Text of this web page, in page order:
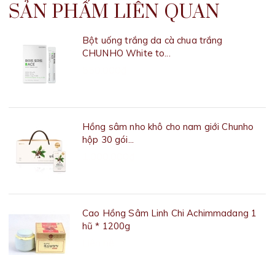
SẢN PHẨM LIÊN QUAN
Bột uống trắng da cà chua trắng
CHUNHO White to...
Hồng sâm nho khô cho nam giới Chunho
hộp 30 gói...
Cao Hồng Sâm Linh Chi Achimmadang 1
hũ * 1200g